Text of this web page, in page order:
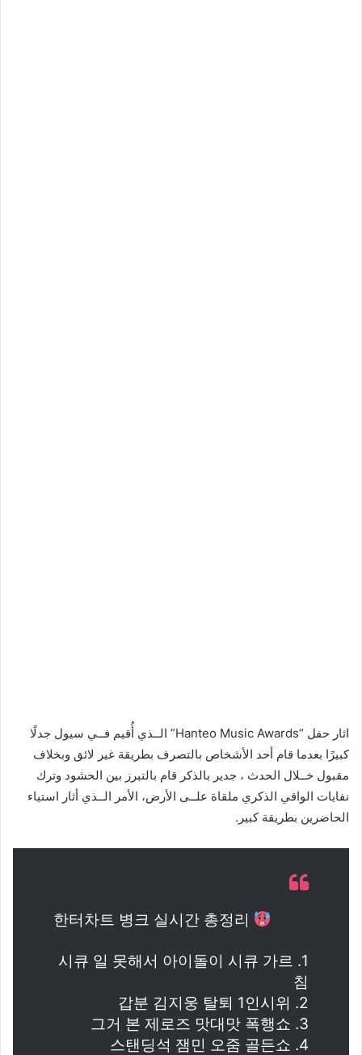
اثار حفل “Hanteo Music Awards” الــذي أُقيم فــي سيول جدلًا
كبيرًا بعدما قام أحد الأشخاص بالتصرف بطريقة غير لائق وبخلاف
مقبول خــلال الحدث ، جدير بالذكر قام بالتبرز بين الحشود وترك
نفايات الواقي الذكري ملقاة علــى الأرض، الأمر الــذي أثار استياء
الحاضرين بطريقة كبير.
한터차트 병크 실시간 총정리
1. 시큐 일 못해서 아이돌이 시큐 가르
침
2. 갑분 김지웅 탈퇴 1인시위
3. 그거 본 제로즈 맛대맛 폭행쇼
4. 스탠딩석 잼민 오줌 골든쇼